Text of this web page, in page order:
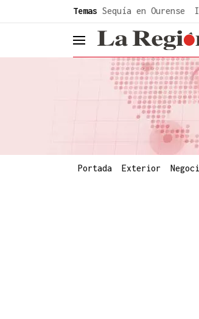
Temas Sequía en Ourense
header.menu.open
Portada Exterior